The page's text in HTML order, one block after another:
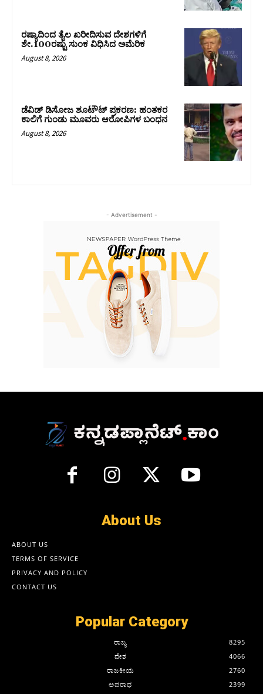
ರಷ್ಯಾದಿಂದ ತೈಲ ಖರೀದಿಸುವ ದೇಶಗಳಿಗೆ
ಶೇ.100ರಷ್ಟು ಸುಂಕ ವಿಧಿಸಿದ ಅಮೆರಿಕ
August 8, 2026
ಡೆವಿಡ್ ಡಿಸೋಜ ಶೂಟೌಟ್ ಪ್ರಕರಣ: ಹಂತಕರ
ಕಾಲಿಗೆ ಗುಂಡು ಮೂವರು ಆರೋಪಿಗಳ ಬಂಧನ
August 8, 2026
- Advertisement -
About Us
ABOUT US
TERMS OF SERVICE
PRIVACY AND POLICY
CONTACT US
Popular Category
ರಾಜ್ಯ
8295
ದೇಶ
4066
ರಾಜಕೀಯ
2760
ಅಪರಾಧ
2399